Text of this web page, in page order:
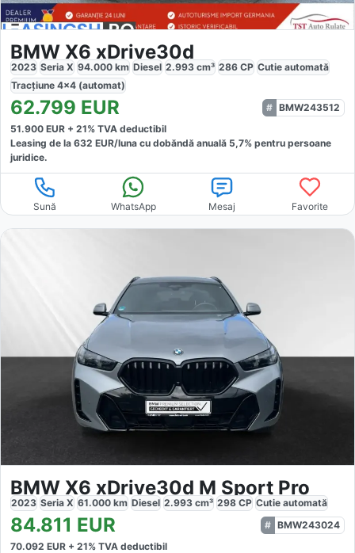
BMW X6 xDrive30d
2023 Seria X 94.000 km Diesel 2.993 cm³ 286 CP Cutie automată
Tracțiune 4x4 (automat)
62.799 EUR
BMW243512
51.900 EUR + 21% TVA deductibil
Leasing de la 632 EUR/luna cu dobăndă anuală 5,7% pentru persoane
juridice.
Sună WhatsApp Mesaj Favorite
BMW X6 xDrive30d M Sport Pro
2023 Seria X 61.000 km Diesel 2.993 cm³ 298 CP Cutie automată
84.811 EUR
BMW243024
70.092 EUR + 21% TVA deductibil